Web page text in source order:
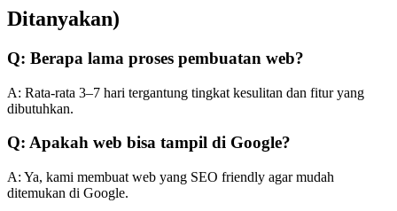
Ditanyakan)
Q: Berapa lama proses pembuatan web?
A: Rata-rata 3–7 hari tergantung tingkat kesulitan dan fitur yang
dibutuhkan.
Q: Apakah web bisa tampil di Google?
A: Ya, kami membuat web yang SEO friendly agar mudah
ditemukan di Google.